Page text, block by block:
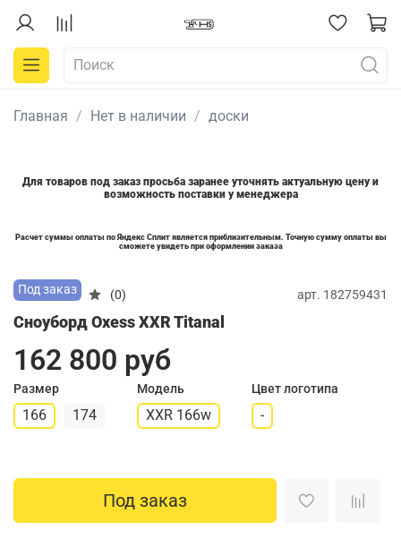
Главная Нет в наличии доски
Для товаров под заказ просьба заранее уточнять актуальную цену и
возможность поставки у менеджера
Расчет суммы оплаты по Яндекс Сплит является приблизительным. Точную сумму оплаты вы
сможете увидеть при оформлении заказа
Под заказ (0) арт. 182759431
Сноуборд Oxess XXR Titanal
162 800 руб
Размер
166 174
Модель
XXR 166w
Цвет логотипа
-
Под заказ